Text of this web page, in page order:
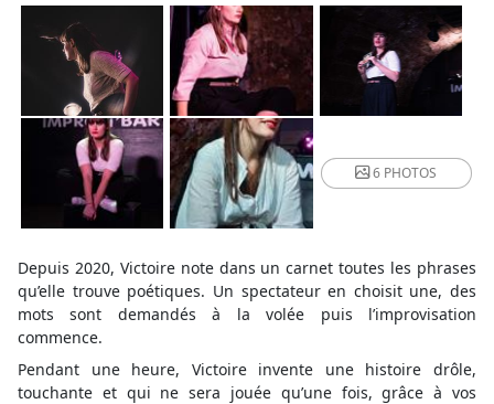
6 PHOTOS
Depuis 2020, Victoire note dans un carnet toutes les phrases
qu’elle trouve poétiques. Un spectateur en choisit une, des
mots sont demandés à la volée puis l’improvisation
commence.
Pendant une heure, Victoire invente une histoire drôle,
touchante et qui ne sera jouée qu’une fois, grâce à vos